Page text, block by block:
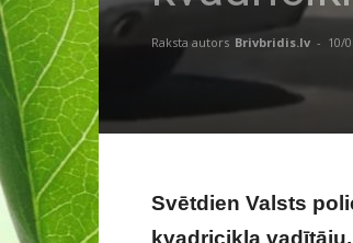
Raksta autors Brivbridis.lv - 10/
Svētdien Valsts
kvadricikla